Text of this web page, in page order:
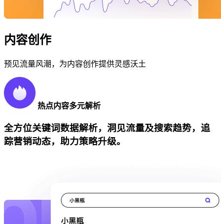
内容创作
预见流量风潮，为内容创作提供灵感沃土
热点内容多元解析
全方位关键词数据解析，洞见流量及搜索趋势，追
踪营销动态，助力策略升级。